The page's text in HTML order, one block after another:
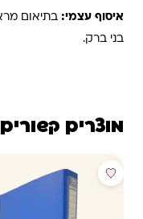
איסוף עצמי:
בני ברק.
מוצרים קשורים
מבצע